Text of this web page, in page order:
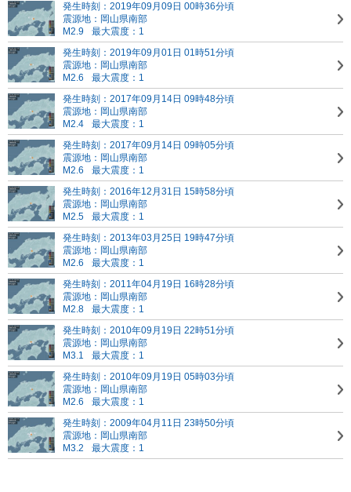
発生時刻：2019年09月09日 00時36分頃
震源地：岡山県南部
M2.9
最大震度：1
発生時刻：2019年09月01日 01時51分頃
震源地：岡山県南部
M2.6
最大震度：1
発生時刻：2017年09月14日 09時48分頃
震源地：岡山県南部
M2.4
最大震度：1
発生時刻：2017年09月14日 09時05分頃
震源地：岡山県南部
M2.6
最大震度：1
発生時刻：2016年12月31日 15時58分頃
震源地：岡山県南部
M2.5
最大震度：1
発生時刻：2013年03月25日 19時47分頃
震源地：岡山県南部
M2.6
最大震度：1
発生時刻：2011年04月19日 16時28分頃
震源地：岡山県南部
M2.8
最大震度：1
発生時刻：2010年09月19日 22時51分頃
震源地：岡山県南部
M3.1
最大震度：1
発生時刻：2010年09月19日 05時03分頃
震源地：岡山県南部
M2.6
最大震度：1
発生時刻：2009年04月11日 23時50分頃
震源地：岡山県南部
M3.2
最大震度：1